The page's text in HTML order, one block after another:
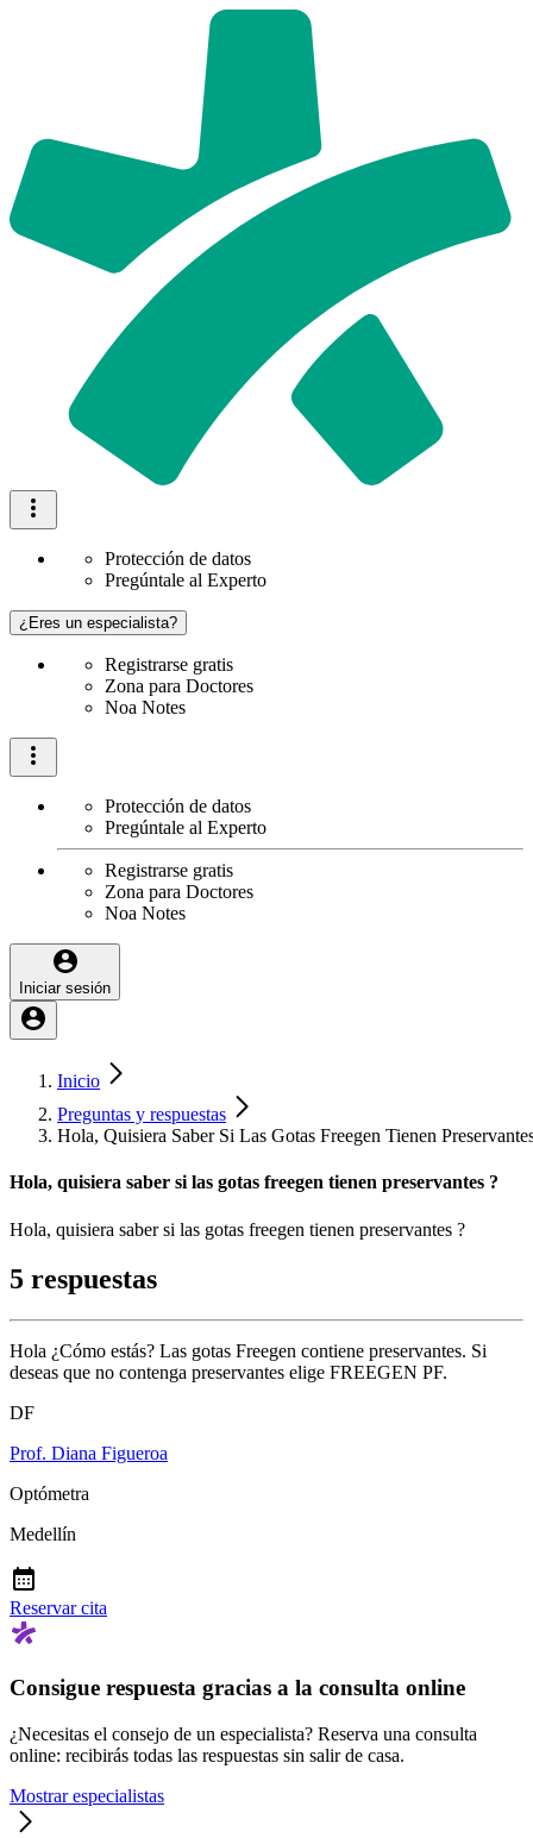
Protección de datos
Pregúntale al Experto
¿Eres un especialista?
Registrarse gratis
Zona para Doctores
Noa Notes
Protección de datos
Pregúntale al Experto
Registrarse gratis
Zona para Doctores
Noa Notes
Iniciar sesión
Inicio
Preguntas y respuestas
Hola, Quisiera Saber Si Las Gotas Freegen Tienen
Hola, quisiera saber si las gotas freegen tienen preservantes ?
Hola, quisiera saber si las gotas freegen tienen preservantes ?
5 respuestas
Hola ¿Cómo estás? Las gotas Freegen contiene preservantes. Si
deseas que no contenga preservantes elige FREEGEN PF.
DF
Prof. Diana Figueroa
Optómetra
Medellín
Reservar cita
Consigue respuesta gracias a la consulta online
¿Necesitas el consejo de un especialista? Reserva una consulta
online: recibirás todas las respuestas sin salir de casa.
Mostrar especialistas